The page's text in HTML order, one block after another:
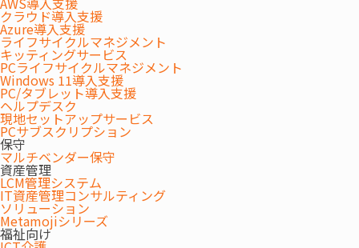
クラウド導入支援
Azure導入支援
ライフサイクルマネジメント
キッティングサービス
PCライフサイクルマネジメント
Windows 11導入支援
PC/タブレット導入支援
ヘルプデスク
現地セットアップサービス
PCサブスクリプション
保守
マルチベンダー保守
資産管理
LCM管理システム
IT資産管理コンサルティング
ソリューション
Metamojiシリーズ
福祉向け
14:00～
14:40
『変革を促す「オフィスづくり」の進め
～EVP実現に向けたプロジェクトマネジメ
開催概要